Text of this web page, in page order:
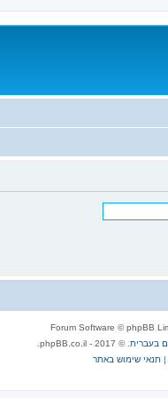
. © 2017 - phpBB.co.il.
|תנאי שימוש באתר